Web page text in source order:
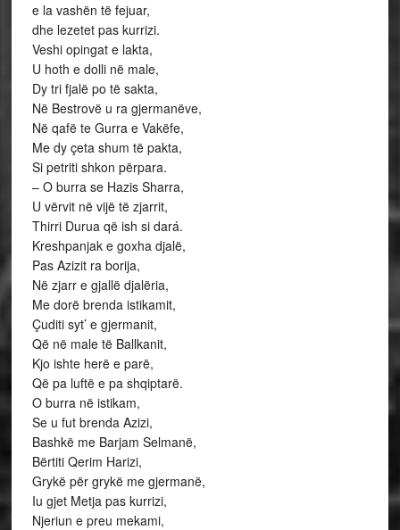
e la vashën të fejuar,
dhe lezetet pas kurrizi.
Veshi opingat e lakta,
U hoth e dolli në male,
Dy tri fjalë po të sakta,
Në Bestrovë u ra gjermanëve,
Në qafë te Gurra e Vakëfe,
Me dy çeta shum të pakta,
Si petriti shkon përpara.
– O burra se Hazis Sharra,
U vërvit në vijë të zjarrit,
Thirri Durua që ish si dará.
Kreshpanjak e goxha djalë,
Pas Azizit ra borija,
Në zjarr e gjallë djalëria,
Me dorë brenda istikamit,
Çuditi syt’ e gjermanit,
Që në male të Ballkanit,
Kjo ishte herë e parë,
Që pa luftë e pa shqiptarë.
O burra në istikam,
Se u fut brenda Azizi,
Bashkë me Barjam Selmanë,
Bërtiti Qerim Harizi,
Grykë për grykë me gjermanë,
Iu gjet Metja pas kurrizi,
Njeriun e preu mekami,